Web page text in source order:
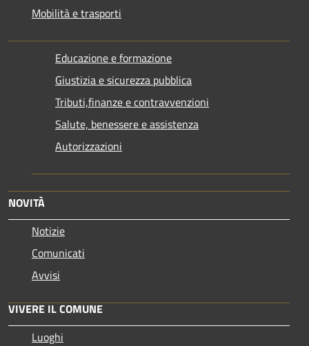
Mobilità e trasporti
Educazione e formazione
Giustizia e sicurezza pubblica
Tributi,finanze e contravvenzioni
Salute, benessere e assistenza
Autorizzazioni
NOVITÀ
Notizie
Comunicati
Avvisi
VIVERE IL COMUNE
Luoghi